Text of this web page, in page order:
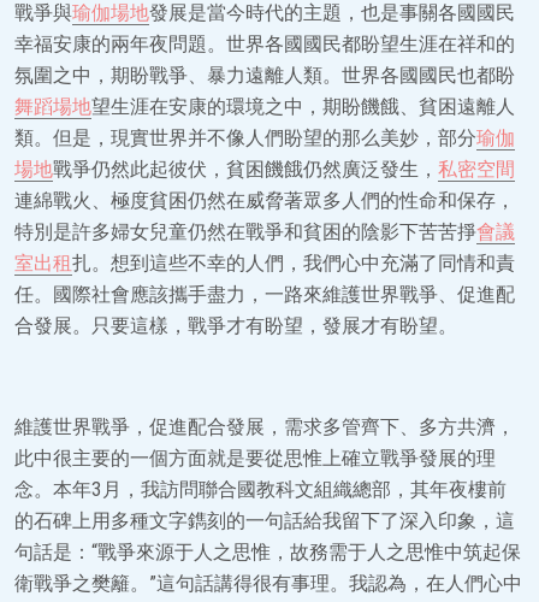
戰爭與瑜伽場地發展是當今時代的主題，也是事關各國國民
幸福安康的兩年夜問題。世界各國國民都盼望生涯在祥和的
氛圍之中，期盼戰爭、暴力遠離人類。世界各國國民也都盼
舞蹈場地望生涯在安康的環境之中，期盼饑餓、貧困遠離人
類。但是，現實世界并不像人們盼望的那么美妙，部分瑜伽
場地戰爭仍然此起彼伏，貧困饑餓仍然廣泛發生， 私密空間
連綿戰火、極度貧困仍然在威脅著眾多人們的性命和保存，
特別是許多婦女兒童仍然在戰爭和貧困的陰影下苦苦掙會議
室出租扎。想到這些不幸的人們，我們心中充滿了同情和責
任。國際社會應該攜手盡力，一路來維護世界戰爭、促進配
合發展。只要這樣，戰爭才有盼望，發展才有盼望。
維護世界戰爭，促進配合發展，需求多管齊下、多方共濟，
此中很主要的一個方面就是要從思惟上確立戰爭發展的理
念。本年3月，我訪問聯合國教科文組織總部，其年夜樓前
的石碑上用多種文字鐫刻的一句話給我留下了深入印象，這
句話是：“戰爭來源于人之思惟，故務需于人之思惟中筑起保
衛戰爭之樊籬。”這句話講得很有事理。我認為，在人們心中